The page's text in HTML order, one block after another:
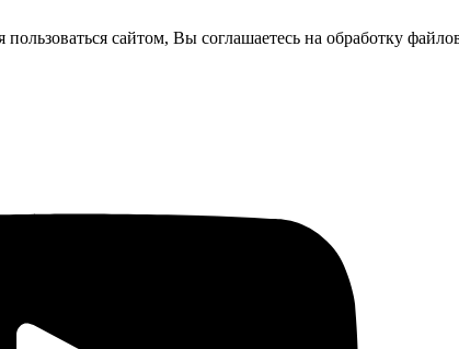
сайтом, Вы соглашаетесь на обработку